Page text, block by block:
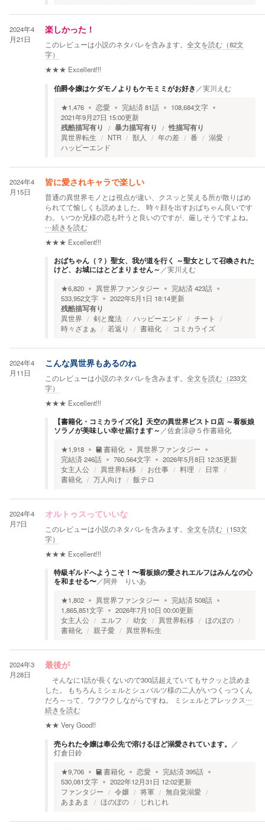
2024年4
月21日
楽しかった！
このレビューは小説のネタバレを含みます。 全文を読む（82文
字）
★★★ Excellent!!!
伯爵令嬢はケダモノよりもケモミミがお好き ／実川えむ
★1,476 恋愛 完結済81話 108,684文字
2021年9月27日 15:00更新
残酷描写有り 暴力描写有り 性描写有り
異世界転生 NTR 獣人 年の差 番
溺愛
ハッピーエンド
2024年4
月15日
皆に愛されキャラで楽しい
普通の異世界モノとは視点が違い、クスッと笑える所が散りばめ
られてて愉しくも読めました。 時々顔を出すおばちゃん良いです
わ。 いつか兄様の恋も叶うと良いのですが、厳しそうですよね。
…続きを読む
★★★ Excellent!!!
おばちゃん（？）聖女、我が道を行く ～聖女として召喚された
けど、お城にはとどまりません～ ／実川えむ
★6,820 異世界ファンタジー 完結済423話
533,952文字 2022年5月1日 18:14更新
残酷描写有り
異世界 剣と魔法 ハッピーエンド
チート
時々ざまぁ
若返り 書籍化 コミカライズ
2024年4
月11日
こんな異世界もあるのね
このレビューは小説のネタバレを含みます。 全文を読む（233文
字）
★★★ Excellent!!!
【書籍化・コミカライズ化】天空の異世界ビストロ店 ～看板娘
ソラノが美味しい幸せ届けます～ ／佐倉涼@５作書籍化
★1,918 書籍化
異世界ファンタジー
完結済246話 760,564文字 2026年5月8日 12:35更新
女主人公
異世界転移 お仕事 料理
日常
書籍化
万人向け 飯テロ
2024年4
月7日
オルトゥスっていいな
このレビューは小説のネタバレを含みます。 全文を読む（153文
字）
★★★ Excellent!!!
特級ギルドへようこそ！〜看板娘の愛されエルフはみんなの心
を和ませる〜／阿井 りいあ
★1,802 異世界ファンタジー 完結済508話
1,865,851文字 2026年7月10日 00:00更新
女主人公
エルフ 幼女 異世界転移
ほのぼの
書籍化
親子愛 異世界転生
2024年3
月28日
最後が
そんなに1話が長くないので300話超えていてもサクッと読めま
した。 もちろんミシェルとシュバルツ様の二人がいつくっつくん
だろ～って、ワクワクしながらですね。 ミシェルとアレックス…
続きを読む
★★ Very Good!!
売られた令嬢は奉公先で溶けるほど溺愛されています。
／
灯倉日鈴
★9,706 書籍化 恋愛 完結済 395話
530,081文字 2022年12月31日 12:02更新
ファンタジー
令嬢 将軍
無自覚溺愛
あまあま
ほのぼの じれじれ